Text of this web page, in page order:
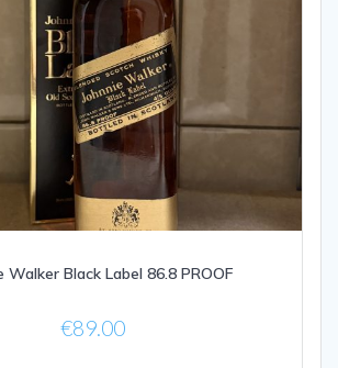
Walker Black Label 86.8 PROOF
€89.00